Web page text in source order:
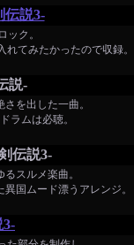
説3-
ック。
れてみたかったので収録。
説-
を出した一曲。
ラムは必聴。
伝説3-
スルメ楽曲。
国ムード漂うアレンジ。